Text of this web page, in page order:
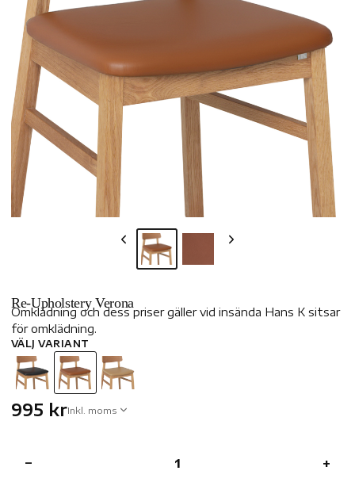
Re-Upholstery Verona
Omklädning och dess priser gäller vid insända Hans K sitsar
för omklädning.
VÄLJ VARIANT
995 krInkl. moms
− +